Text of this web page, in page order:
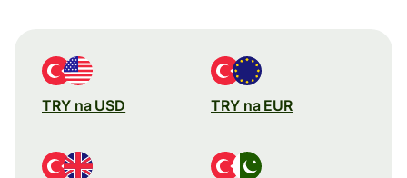
TRY na USD TRY na EUR